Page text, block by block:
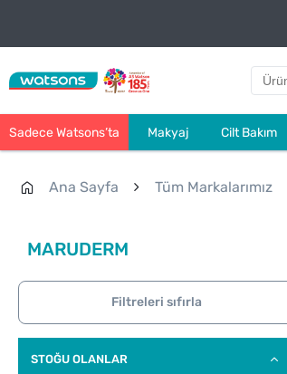
Sadece Watsons’ta Makyaj Cilt Bakım
Ana Sayfa Tüm Markalarımız
MARUDERM
Filtreleri sıfırla
STOĞU OLANLAR